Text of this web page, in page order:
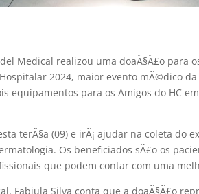
Medical realizou uma doaÃ§Ã£o para
2024, maior evento mÃ©dico
equipamentos para os Amigos do HC
terÃ§a (09) e irÃ¡ ajudar na coleta do
Os beneficiados sÃ£o os
que podem contar com uma
Fabiula Silva conta que a doaÃ§Ã£o